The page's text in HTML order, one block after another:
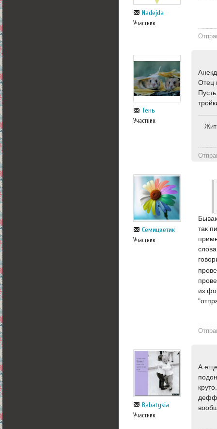
Nadejda
Участник
Тень
Участник
Отец
Семицветик
Участник
так
из
Babatysia
Участник
А еще